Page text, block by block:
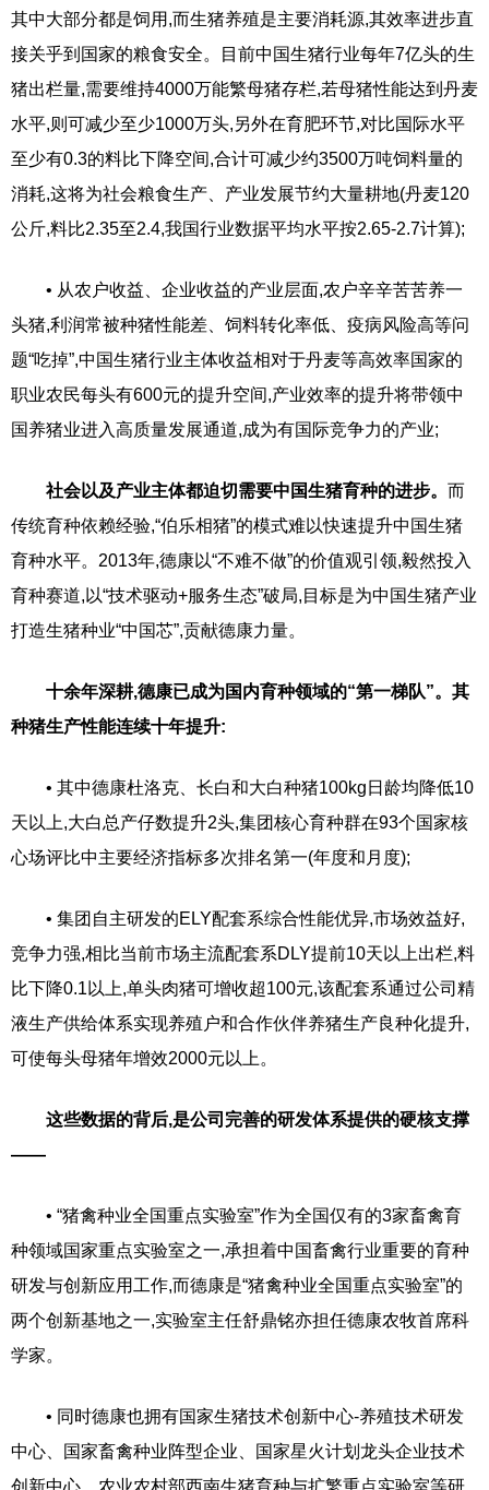
其中大部分都是饲用,而生猪养殖是主要消耗源,其效率进步直
接关乎到国家的粮食安全。目前中国生猪行业每年7亿头的生
猪出栏量,需要维持4000万能繁母猪存栏,若母猪性能达到丹麦
水平,则可减少至少1000万头,另外在育肥环节,对比国际水平
至少有0.3的料比下降空间,合计可减少约3500万吨饲料量的
消耗,这将为社会粮食生产、产业发展节约大量耕地(丹麦120
公斤,料比2.35至2.4,我国行业数据平均水平按2.65-2.7计算);
• 从农户收益、企业收益的产业层面,农户辛辛苦苦养一
头猪,利润常被种猪性能差、饲料转化率低、疫病风险高等问
题“吃掉”,中国生猪行业主体收益相对于丹麦等高效率国家的
职业农民每头有600元的提升空间,产业效率的提升将带领中
国养猪业进入高质量发展通道,成为有国际竞争力的产业;
社会以及产业主体都迫切需要中国生猪育种的进步。 而
传统育种依赖经验,“伯乐相猪”的模式难以快速提升中国生猪
育种水平。2013年,德康以“不难不做”的价值观引领,毅然投入
育种赛道,以“技术驱动+服务生态”破局,目标是为中国生猪产业
打造生猪种业“中国芯”,贡献德康力量。
十余年深耕,德康已成为国内育种领域的“第一梯队”。其
种猪生产性能连续十年提升:
• 其中德康杜洛克、长白和大白种猪100kg日龄均降低10
天以上,大白总产仔数提升2头,集团核心育种群在93个国家核
心场评比中主要经济指标多次排名第一(年度和月度);
• 集团自主研发的ELY配套系综合性能优异,市场效益好,
竞争力强,相比当前市场主流配套系DLY提前10天以上出栏,料
比下降0.1以上,单头肉猪可增收超100元,该配套系通过公司精
液生产供给体系实现养殖户和合作伙伴养猪生产良种化提升,
可使每头母猪年增效2000元以上。
这些数据的背后,是公司完善的研发体系提供的硬核支撑
——
• “猪禽种业全国重点实验室”作为全国仅有的3家畜禽育
种领域国家重点实验室之一,承担着中国畜禽行业重要的育种
研发与创新应用工作,而德康是“猪禽种业全国重点实验室”的
两个创新基地之一,实验室主任舒鼎铭亦担任德康农牧首席科
学家。
• 同时德康也拥有国家生猪技术创新中心-养殖技术研发
中心、国家畜禽种业阵型企业、国家星火计划龙头企业技术
创新中心、农业农村部西南生猪育种与扩繁重点实验室等研